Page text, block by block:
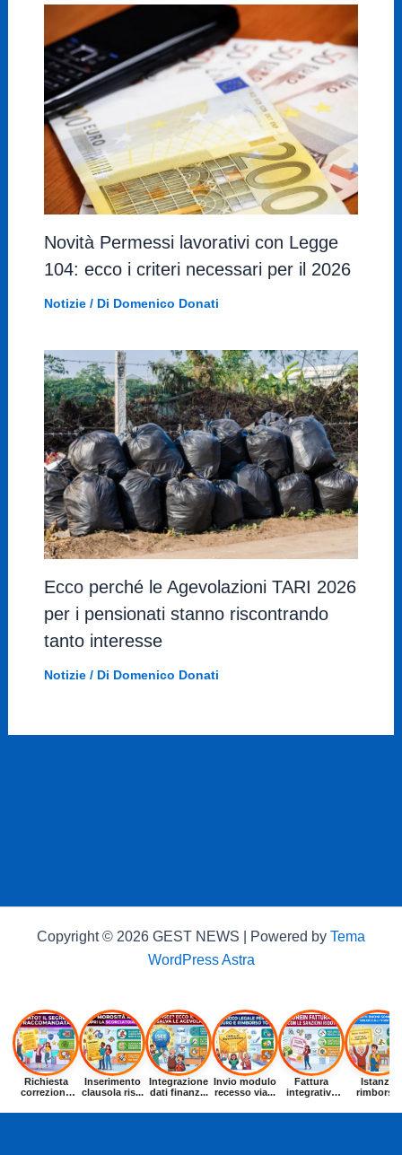
Novità Permessi lavorativi con Legge
104: ecco i criteri necessari per il 2026
Notizie/ Di Domenico Donati
Ecco perché le Agevolazioni TARI 2026
per i pensionati stanno riscontrando
tanto interesse
Notizie/ Di Domenico Donati
Copyright © 2026 GEST NEWS | Powered by Tema
WordPress Astra
Richiesta
correzione
Inserimento
clausola ris...
Integrazione
dati finanz...
Invio modulo
recesso via...
Fattura
integrativa
Istanza
rimborso